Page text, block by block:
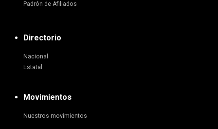
Padrón de Afiliados
Directorio
Nacional
Estatal
Movimientos
Nuestros movimientos